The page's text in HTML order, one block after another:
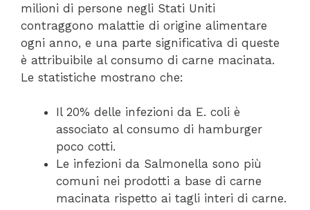
milioni di persone negli Stati Uniti
contraggono malattie di origine alimentare
ogni anno, e una parte significativa di queste
è attribuibile al consumo di carne macinata.
Le statistiche mostrano che:
Il 20% delle infezioni da E. coli è
associato al consumo di hamburger
poco cotti.
Le infezioni da Salmonella sono più
comuni nei prodotti a base di carne
macinata rispetto ai tagli interi di carne.